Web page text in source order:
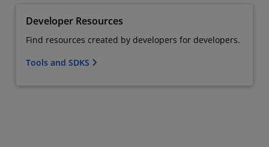
Developer Resources
Find resources created by developers for developers.
Tools and SDKS